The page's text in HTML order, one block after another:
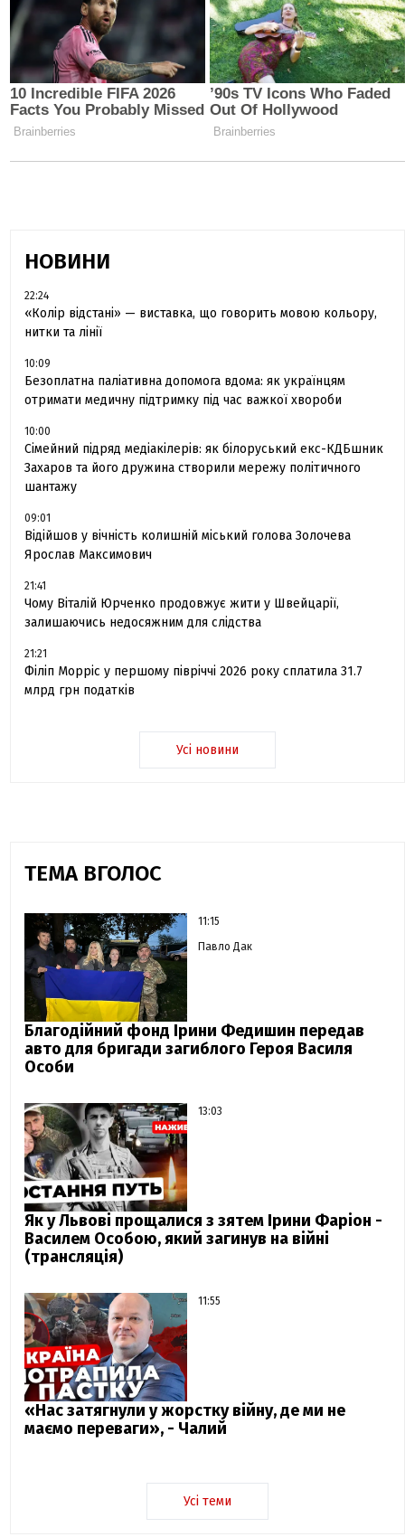
НОВИНИ
22:24
«Колір відстані» — виставка, що говорить мовою кольору,
нитки та лінії
10:09
Безоплатна паліативна допомога вдома: як українцям
отримати медичну підтримку під час важкої хвороби
10:00
Сімейний підряд медіакілерів: як білоруський екс-КДБшник
Захаров та його дружина створили мережу політичного
шантажу
09:01
Відійшов у вічність колишній міський голова Золочева
Ярослав Максимович
21:41
Чому Віталій Юрченко продовжує жити у Швейцарії,
залишаючись недосяжним для слідства
21:21
Філіп Морріс у першому півріччі 2026 року сплатила 31.7
млрд грн податків
Усі новини
ТЕМА ВГОЛОС
11:15
Павло Дак
Благодійний фонд Ірини Федишин передав
авто для бригади загиблого Героя Василя
Особи
13:03
Як у Львові прощалися з зятем Ірини Фаріон -
Василем Особою, який загинув на війні
(трансляція)
11:55
«Нас затягнули у жорстку війну, де ми не
маємо переваги», - Чалий
Усі теми